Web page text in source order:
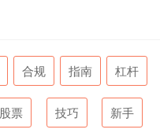
合规 指南 杠杆
股票 技巧 新手